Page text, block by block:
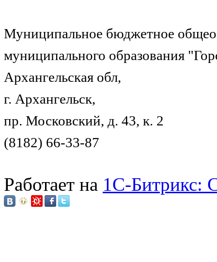
Муниципальное бюджетное
муниципального образования
Архангельская обл,
г. Архангельск,
пр. Московский, д. 43, к. 2
(8182) 66-33-87
Работает на 1C-Битрикс: